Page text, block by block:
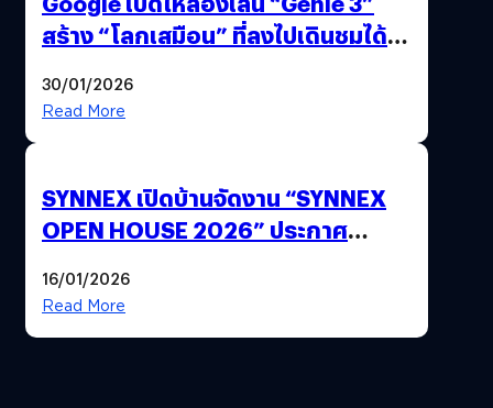
สร้าง “โลกเสมือน” ที่ลงไปเดินชมได้
30/01/2026
Read More
SYNNEX เปิดบ้านจัดงาน “SYNNEX
OPEN HOUSE 2026” ประกาศ
ได้ 53,000 ล้านบาท
16/01/2026
Read More